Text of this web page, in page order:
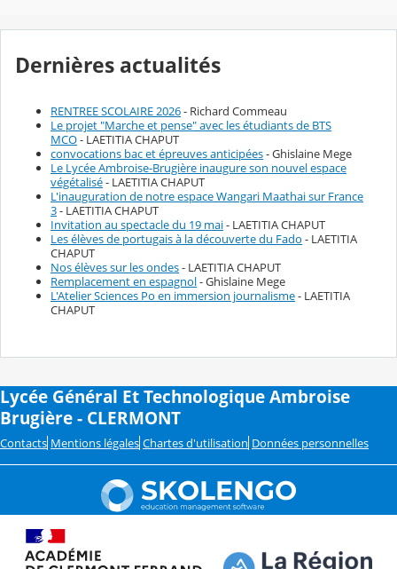
Dernières actualités
RENTREE SCOLAIRE 2026- Richard Commeau
Le projet "Marche et pense" avec les étudiants de BTS
MCO- LAETITIA CHAPUT
convocations bac et épreuves anticipées- Ghislaine Mege
Le Lycée Ambroise-Brugière inaugure son nouvel espace
végétalisé- LAETITIA CHAPUT
L'inauguration de notre espace Wangari Maathai sur France
3- LAETITIA CHAPUT
Invitation au spectacle du 19 mai- LAETITIA CHAPUT
Les élèves de portugais à la découverte du Fado - LAETITIA
CHAPUT
Nos élèves sur les ondes- LAETITIA CHAPUT
Remplacement en espagnol- Ghislaine Mege
L'Atelier Sciences Po en immersion journalisme- LAETITIA
CHAPUT
Lycée Général Et Technologique Ambroise
Brugière - CLERMONT
Contacts Mentions légales Chartes d'utilisation Données personnelles